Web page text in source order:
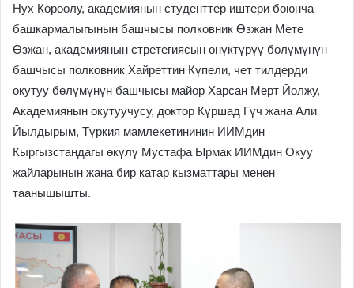
Нух Көроолу, академиянын студенттер иштери боюнча
башкармалыгынын башчысы полковник Өзжан Мете
Өзжан, академиянын стретегиясын өнүктүрүү бөлүмүнүн
башчысы полковник Хайреттин Күпели, чет тилдерди
окутуу бөлүмүнүн башчысы майор Харсан Мерт Йолжу,
Академиянын окутуучусу, доктор Күршад Гүч жана Али
Йылдырым, Түркия мамлекетининин ИИМдин
Кыргызстандагы өкүлү Мустафа Ырмак ИИМдин Окуу
жайларынын жана бир катар кызматтары менен
таанышышты.